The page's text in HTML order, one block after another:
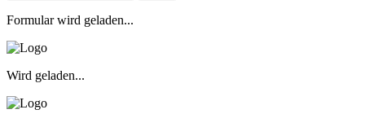
Formular wird geladen...
Wird geladen...